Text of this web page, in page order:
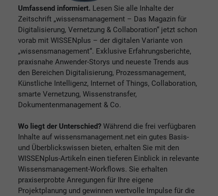
Umfassend informiert. Lesen Sie alle Inhalte der
Zeitschrift „wissensmanagement – Das Magazin für
Digitalisierung, Vernetzung & Collaboration“ jetzt schon
vorab mit WISSENplus – der digitalen Variante von
„wissensmanagement“. Exklusive Erfahrungsberichte,
praxisnahe Anwender-Storys und neueste Trends aus
den Bereichen Digitalisierung, Prozessmanagement,
Künstliche Intelligenz, Internet of Things, Collaboration,
smarte Vernetzung, Wissenstransfer,
Dokumentenmanagement & Co.
Wo liegt der Unterschied? Während die frei verfügbaren
Inhalte auf wissensmanagement.net ein gutes Basis-
und Überblickswissen bieten, erhalten Sie mit den
WISSENplus-Artikeln einen tieferen Einblick in relevante
Wissensmanagement-Workflows. Sie erhalten
praxiserprobte Anregungen für Ihre eigene
Projektplanung und gewinnen wertvolle Impulse für die